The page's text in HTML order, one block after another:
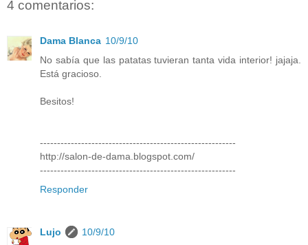
4 comentarios:
Dama Blanca 10/9/10
No sabía que las patatas tuvieran tanta vida interior! jajaja.
Está gracioso.
Besitos!
---------------------------------------------------------
http://salon-de-dama.blogspot.com/
---------------------------------------------------------
Responder
Lujo
10/9/10